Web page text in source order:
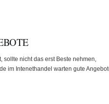
nicht das erst Beste nehmen,
im Intenethandel warten gute